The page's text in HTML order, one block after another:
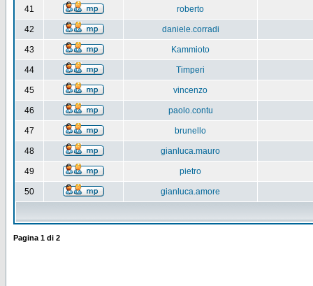
41 roberto
42 daniele.corradi
43 Kammioto
44 Timperi
45 vincenzo
46 paolo.contu
47 brunello
48 gianluca.mauro
49 pietro
50 gianluca.amore
Pagina 1 di 2